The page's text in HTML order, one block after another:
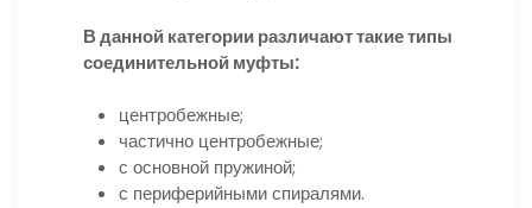
В данной категории различают такие типы
соединительной муфты:
центробежные;
частично центробежные;
с основной пружиной;
с периферийными спиралями.